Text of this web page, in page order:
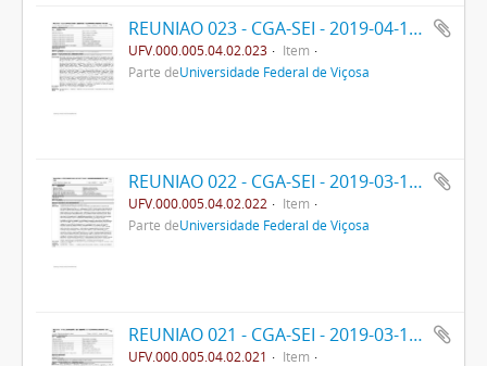
REUNIAO 023 - CGA-SEI - 2019-04-13- PPO
UFV.000.005.04.02.023
Item
Parte deUniversidade Federal de Viçosa
REUNIAO 022 - CGA-SEI - 2019-03-16- PPO
UFV.000.005.04.02.022
Item
Parte deUniversidade Federal de Viçosa
REUNIAO 021 - CGA-SEI - 2019-03-12- PPO
UFV.000.005.04.02.021
Item